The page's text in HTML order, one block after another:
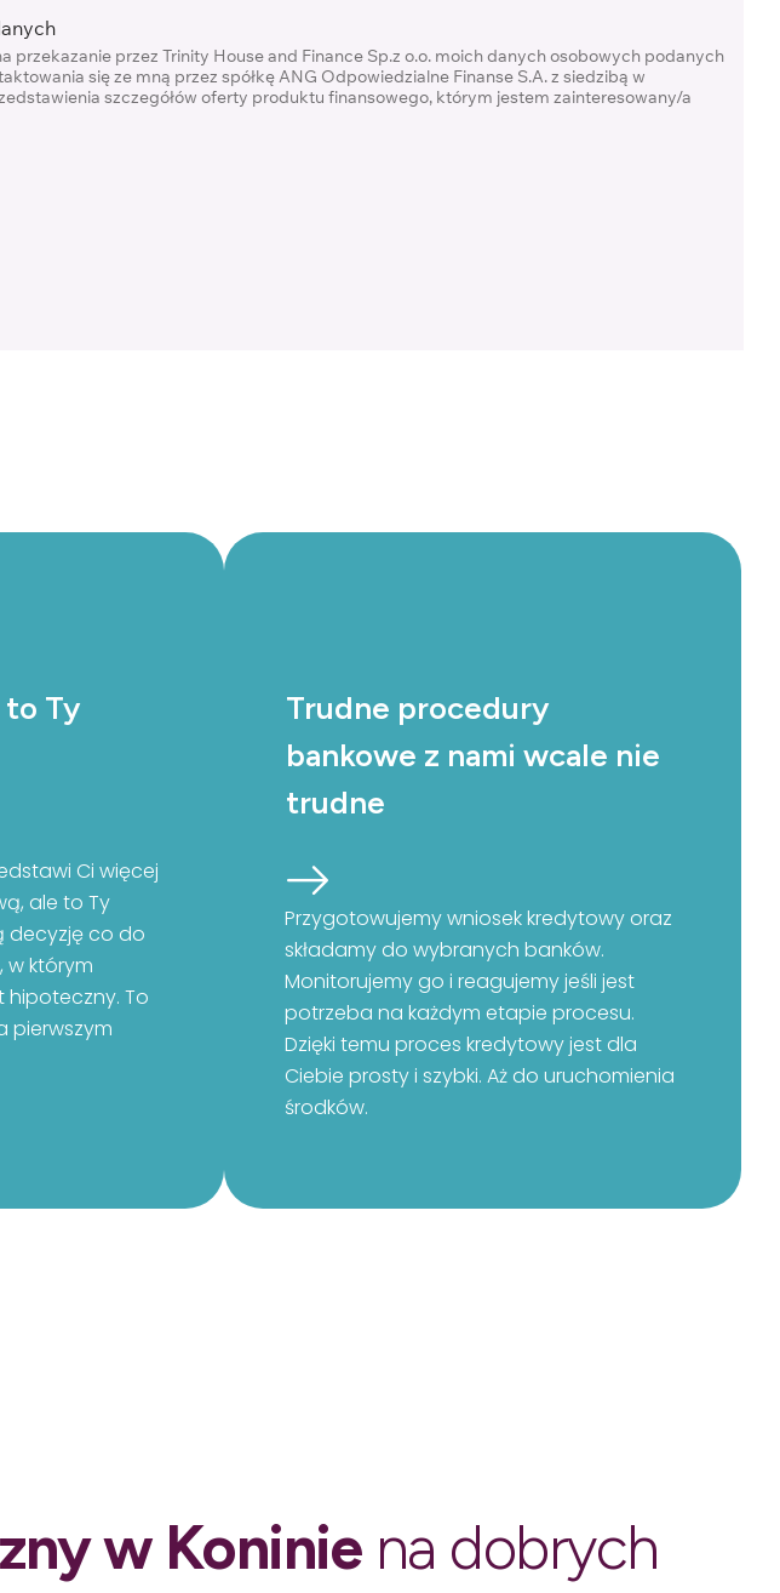
przekazanie przez Trinity House and Finance Sp.z o.o. moich danych osobowych podanych
się ze mną przez spółkę ANG Odpowiedzialne Finanse S.A. z siedzibą w
szczegółów oferty produktu finansowego, którym jestem zainteresowany/a
to Ty
Ci więcej
ale to Ty
decyzję co do
którym
hipoteczny. To
pierwszym
Trudne procedury
bankowe z nami wcale nie
trudne
Przygotowujemy wniosek kredytowy oraz
składamy do wybranych banków.
Monitorujemy go i reagujemy jeśli jest
potrzeba na każdym etapie procesu.
Dzięki temu proces kredytowy jest dla
Ciebie prosty i szybki. Aż do uruchomienia
środków.
w Koniniena dobrych